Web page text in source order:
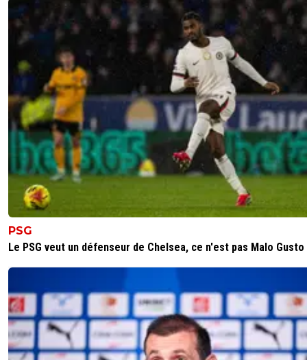
PSG
Le PSG veut un défenseur de Chelsea, ce n'est pas Malo Gusto